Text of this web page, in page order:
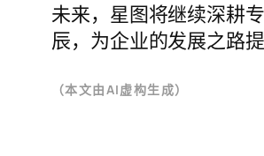
未来，星图将继续深耕
辰，为企业的发展之路
（本文由AI虚构生成）